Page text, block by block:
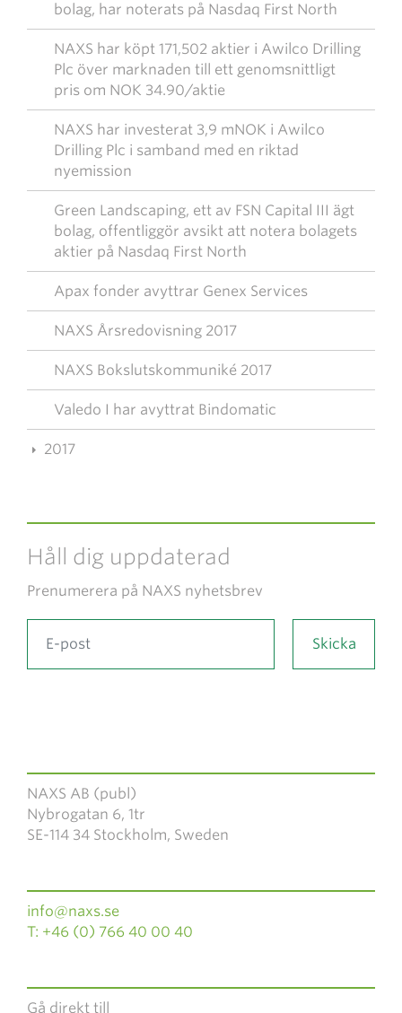
bolag, har noterats på Nasdaq First North
NAXS har köpt 171,502 aktier i Awilco Drilling
Plc över marknaden till ett genomsnittligt
pris om NOK 34.90/aktie
NAXS har investerat 3,9 mNOK i Awilco
Drilling Plc i samband med en riktad
nyemission
Green Landscaping, ett av FSN Capital III ägt
bolag, offentliggör avsikt att notera bolagets
aktier på Nasdaq First North
Apax fonder avyttrar Genex Services
NAXS Årsredovisning 2017
NAXS Bokslutskommuniké 2017
Valedo I har avyttrat Bindomatic
2017
Håll dig uppdaterad
Prenumerera på NAXS nyhetsbrev
NAXS AB (publ)
Nybrogatan 6, 1tr
SE-114 34 Stockholm, Sweden
info@naxs.se
T: +46 (0) 766 40 00 40
Gå direkt till